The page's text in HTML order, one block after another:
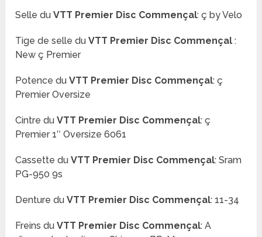
Selle duVTT Premier Disc Commençal: ç by Velo
Tige de selle duVTT Premier Disc Commençal :
New ç Premier
Potence duVTT Premier Disc Commençal: ç
Premier Oversize
Cintre duVTT Premier Disc Commençal: ç
Premier 1″ Oversize 6061
Cassette duVTT Premier Disc Commençal: Sram
PG-950 9s
Denture duVTT Premier Disc Commençal: 11-34
Freins duVTT Premier Disc Commençal: A